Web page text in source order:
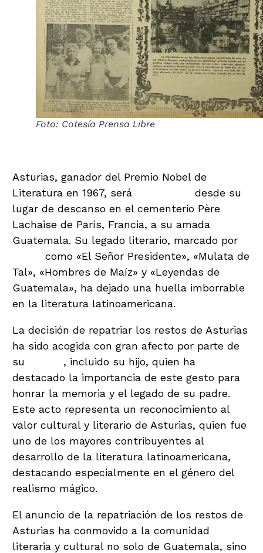
Foto: Cotesía Prensa Libre
Asturias, ganador del Premio Nobel de
Literatura en 1967, será
desde su
lugar de descanso en el cementerio Père
Lachaise de París, Francia, a su amada
Guatemala. Su legado literario, marcado por
como «El Señor Presidente», «Mulata de
Tal», «Hombres de Maíz» y «Leyendas de
Guatemala», ha dejado una huella imborrable
en la literatura latinoamericana.
La decisión de repatriar los restos de Asturias
ha sido acogida con gran afecto por parte de
su
, incluido su hijo, quien ha
destacado la importancia de este gesto para
honrar la memoria y el legado de su padre.
Este acto representa un reconocimiento al
valor cultural y literario de Asturias, quien fue
uno de los mayores contribuyentes al
desarrollo de la literatura latinoamericana,
destacando especialmente en el género del
realismo mágico.
El anuncio de la repatriación de los restos de
Asturias ha conmovido a la comunidad
literaria y cultural no solo de Guatemala, sino